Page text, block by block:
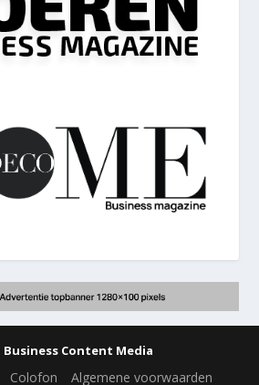
Business Content Media
Colofon Algemene voorwaarden